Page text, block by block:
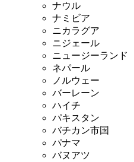
ナウル
ナミビア
ニカラグア
ニジェール
ニュージーランド
ネパール
ノルウェー
バーレーン
ハイチ
パキスタン
バチカン市国
パナマ
バヌアツ